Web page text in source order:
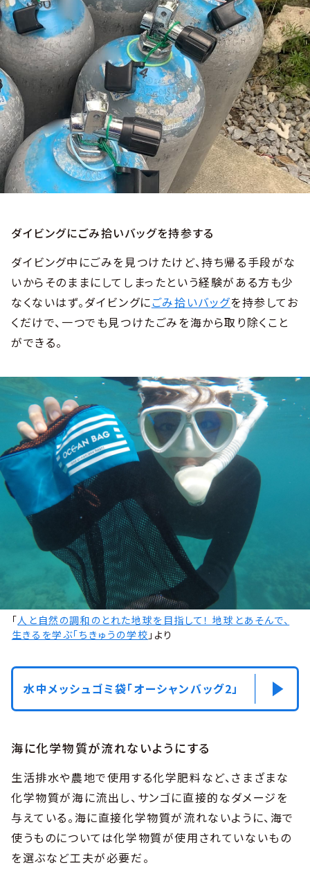
ダイビングにごみ拾いバッグを持参する
ダイビング中にごみを見つけたけど、持ち帰る手段がな
いからそのままにしてしまったという経験がある方も少
なくないはず。ダイビングにごみ拾いバッグを持参してお
くだけで、一つでも見つけたごみを海から取り除くこと
ができる。
「人と自然の調和のとれた地球を目指して！ 地球とあそんで、
生きるを学ぶ「ちきゅうの学校 」より
水中メッシュゴミ袋「オーシャンバッグ2」
海に化学物質が流れないようにする
生活排水や農地で使用する化学肥料など、さまざまな
化学物質が海に流出し、サンゴに直接的なダメージを
与えている。海に直接化学物質が流れないように、海で
使うものについては化学物質が使用されていないもの
を選ぶなど工夫が必要だ。